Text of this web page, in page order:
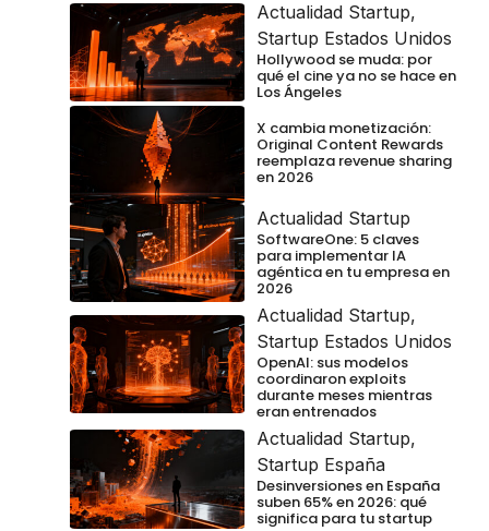
Actualidad Startup,
Startup Estados Unidos
Hollywood se muda: por
qué el cine ya no se hace en
Los Ángeles
X cambia monetización:
Original Content Rewards
reemplaza revenue sharing
en 2026
Actualidad Startup
SoftwareOne: 5 claves
para implementar IA
agéntica en tu empresa en
2026
Actualidad Startup,
Startup Estados Unidos
OpenAI: sus modelos
coordinaron exploits
durante meses mientras
eran entrenados
Actualidad Startup,
Startup España
Desinversiones en España
suben 65% en 2026: qué
significa para tu startup